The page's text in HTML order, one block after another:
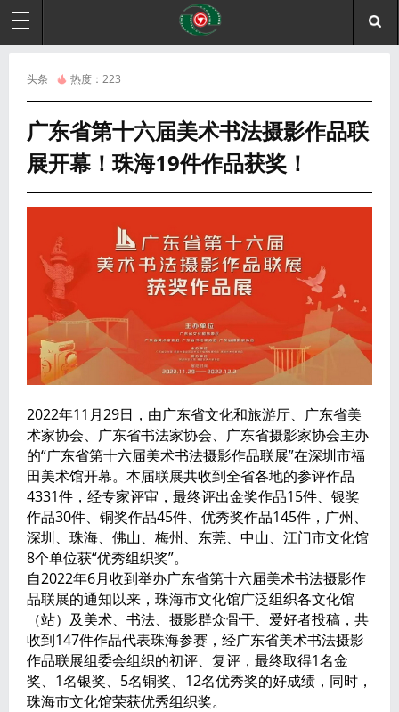
头条 热度： 223
广东省第十六届美术书法摄影作品联
展开幕！珠海19件作品获奖！
2022年11月29日，由广东省文化和旅游厅、广东省美
术家协会、广东省书法家协会、广东省摄影家协会主办
的“广东省第十六届美术书法摄影作品联展”在深圳市福
田美术馆开幕。本届联展共收到全省各地的参评作品
4331件，经专家评审，最终评出金奖作品15件、银奖
作品30件、铜奖作品45件、优秀奖作品145件，广州、
深圳、珠海、佛山、梅州、东莞、中山、江门市文化馆
8个单位获“优秀组织奖”。
自2022年6月收到举办广东省第十六届美术书法摄影作
品联展的通知以来，珠海市文化馆广泛组织各文化馆
（站）及美术、书法、摄影群众骨干、爱好者投稿，共
收到147件作品代表珠海参赛，经广东省美术书法摄影
作品联展组委会组织的初评、复评，最终取得1名金
奖、1名银奖、5名铜奖、12名优秀奖的好成绩，同时，
珠海市文化馆荣获优秀组织奖。